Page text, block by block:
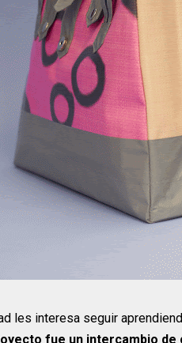
les interesa seguir
fue un intercambio